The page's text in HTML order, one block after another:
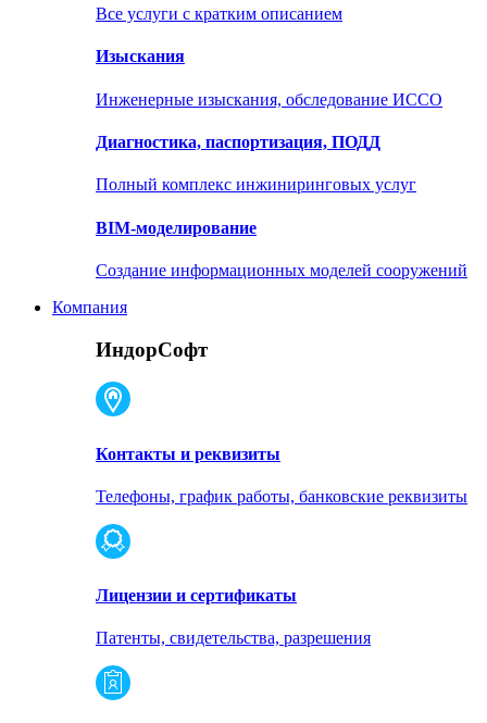
Все услуги с кратким описанием
Изыскания
Инженерные изыскания, обследование ИССО
Диагностика, паспортизация, ПОДД
Полный комплекс инжиниринговых услуг
BIM-моделирование
Создание информационных моделей сооружений
Компания
ИндорСофт
Контакты и реквизиты
Телефоны, график работы, банковские реквизиты
Лицензии и сертификаты
Патенты, свидетельства, разрешения